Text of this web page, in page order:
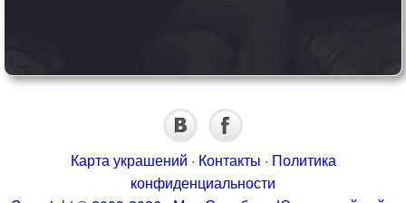
Карта украшений · Контакты · Политика
конфиденциальности